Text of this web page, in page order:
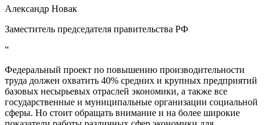
Александр Новак
Заместитель председателя правительства РФ
“
Федеральный проект по повышению производительности
труда должен охватить 40% средних и крупных предприятий
базовых несырьевых отраслей экономики, а также все
государственные и муниципальные организации социальной
сферы. Но стоит обращать внимание и на более широкие